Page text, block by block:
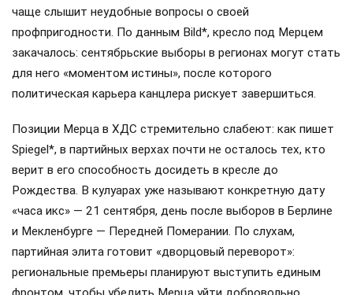
чаще слышит неудобные вопросы о своей
профпригодности. По данным Bild*, кресло под Мерцем
закачалось: сентябрьские выборы в регионах могут стать
для него «моментом истины», после которого
политическая карьера канцлера рискует завершиться.
Позиции Мерца в ХДС стремительно слабеют: как пишет
Spiegel*, в партийных верхах почти не осталось тех, кто
верит в его способность досидеть в кресле до
Рождества. В кулуарах уже называют конкретную дату
«часа икс» — 21 сентября, день после выборов в Берлине
и Мекленбурге — Передней Померании. По слухам,
партийная элита готовит «дворцовый переворот»:
региональные премьеры планируют выступить единым